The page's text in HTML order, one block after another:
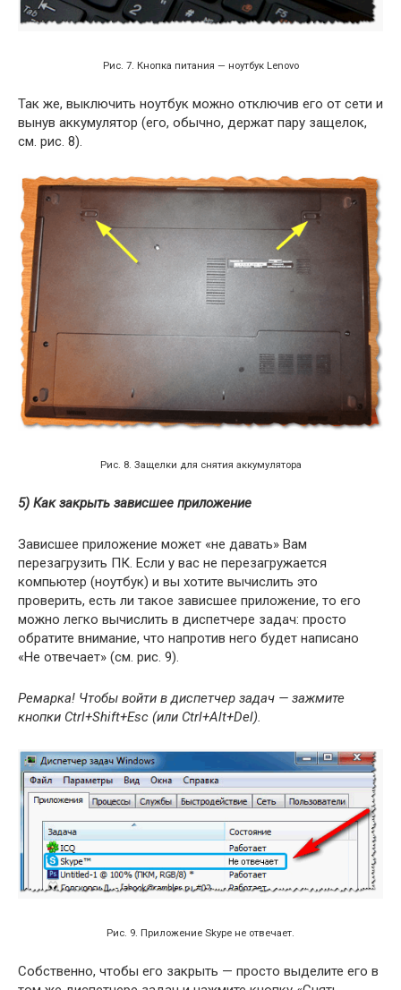
Рис. 7. Кнопка питания — ноутбук Lenovo
Так же, выключить ноутбук можно отключив его от сети и
вынув аккумулятор (его, обычно, держат пару защелок,
см. рис. 8).
Рис. 8. Защелки для снятия аккумулятора
5) Как закрыть зависшее приложение
Зависшее приложение может «не давать» Вам
перезагрузить ПК. Если у вас не перезагружается
компьютер (ноутбук) и вы хотите вычислить это
проверить, есть ли такое зависшее приложение, то его
можно легко вычислить в диспетчере задач: просто
обратите внимание, что напротив него будет написано
«Не отвечает» (см. рис. 9).
Ремарка! Чтобы войти в диспетчер задач — зажмите
кнопки Ctrl+Shift+Esc (или Ctrl+Alt+Del).
Рис. 9. Приложение Skype не отвечает.
Собственно, чтобы его закрыть — просто выделите его в